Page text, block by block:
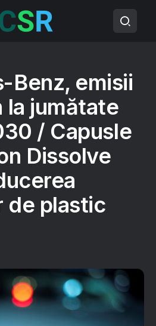
Benz, emisii
la jumătate
/ Capusle
Dissolve
de plastic